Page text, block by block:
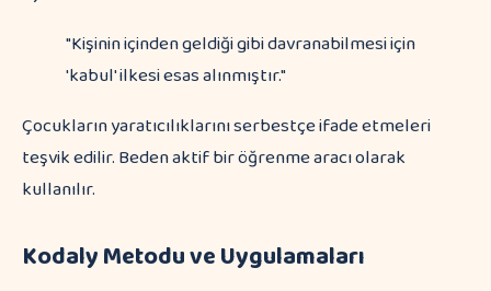
"Kişinin içinden geldiği gibi davranabilmesi için
'kabul' ilkesi esas alınmıştır."
Çocukların yaratıcılıklarını serbestçe ifade etmeleri
teşvik edilir. Beden aktif bir öğrenme aracı olarak
kullanılır.
Kodaly Metodu ve Uygulamaları